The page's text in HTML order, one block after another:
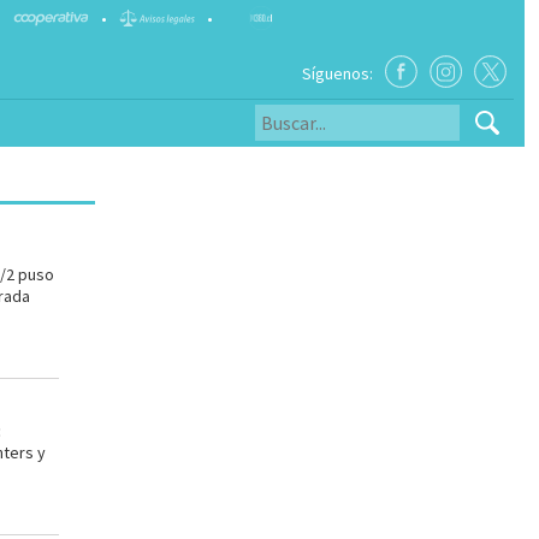
• •
Síguenos:
2 puso
y